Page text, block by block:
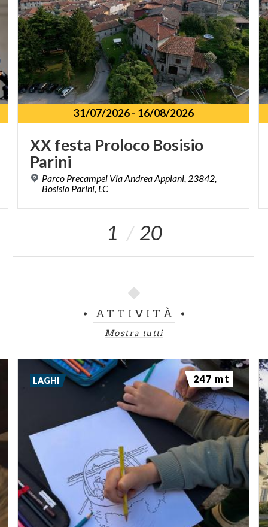
31/07/2026- 16/08/2026
XX festa Proloco Bosisio
Parini
Parco Precampel Via Andrea Appiani, 23842,
Bosisio Parini, LC
1 20
ATTIVITÀ
Mostra tutti
LAGHI 247 mt